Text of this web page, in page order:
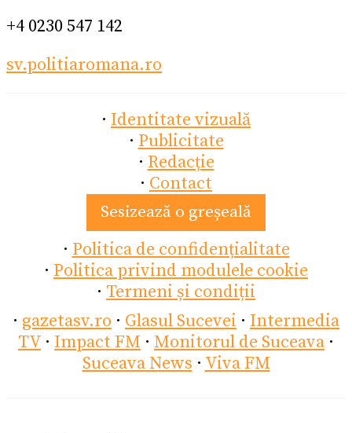
+4 0230 547 142
sv.politiaromana.ro
· Identitate vizuală
· Publicitate
· Redacție
· Contact
Sesizează o greșeală
· Politica de confidențialitate
· Politica privind modulele cookie
· Termeni și condiții
· gazetasv.ro · Glasul Sucevei · Intermedia
TV · Impact FM · Monitorul de Suceava ·
Suceava News · Viva FM